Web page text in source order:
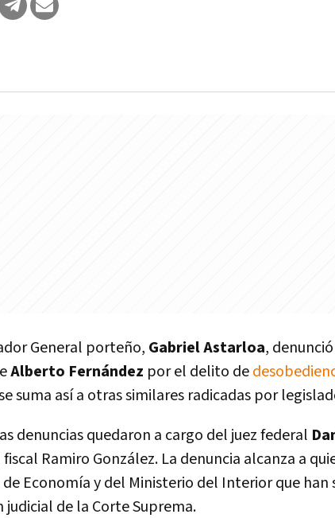
General porteño, Gabriel Astarloa,
Alberto Fernández por el delito de
suma así a otras similares radicadas por
denuncias quedaron a cargo del juez federal
fiscal Ramiro González. La denuncia alcanza a
Economía y del Ministerio del Interior que han
judicial de la Corte Suprema.